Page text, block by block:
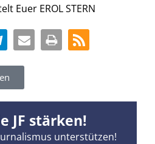
Euer EROL STERN
JF stärken!
unterstützen!